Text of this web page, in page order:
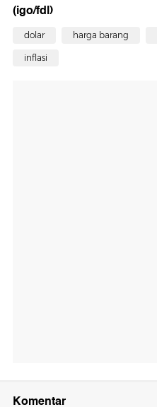
(igo/fdl)
dolar harga barang
inflasi
Komentar